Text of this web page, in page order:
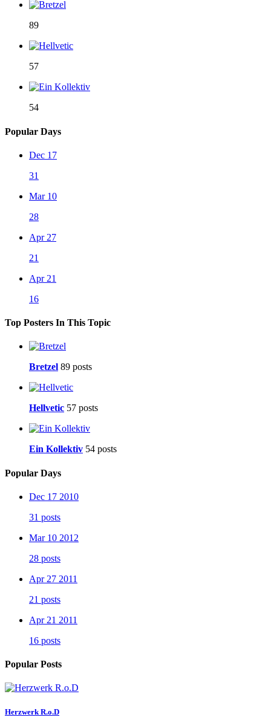
89
57
54
Popular Days
Dec 17
31
Mar 10
28
Apr 27
21
Apr 21
16
Top Posters In This Topic
Bretzel 89 posts
Hellvetic 57 posts
Ein Kollektiv 54 posts
Popular Days
Dec 17 2010
31 posts
Mar 10 2012
28 posts
Apr 27 2011
21 posts
Apr 21 2011
16 posts
Popular Posts
Herzwerk R.o.D